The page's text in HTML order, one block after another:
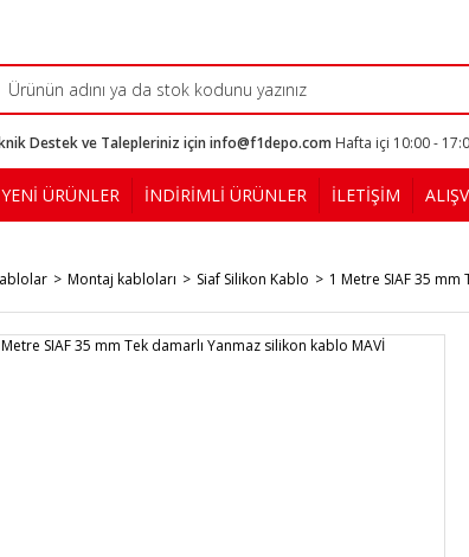
Destek ve Talepleriniz için info@f1depo.com Hafta içi 10:00 -
YENİ ÜRÜNLER İNDİRİMLİ ÜRÜNLER İLETİŞİM
Montaj kabloları Siaf Silikon Kablo 1 Metre SIAF 35